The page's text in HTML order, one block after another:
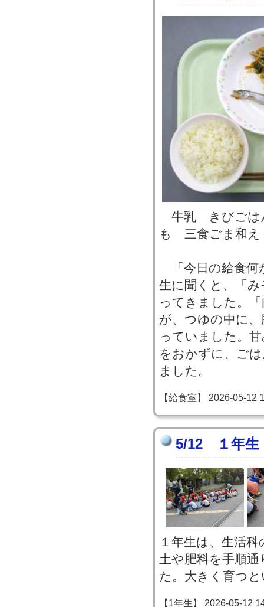
牛乳 きびごは
も 三食ごま和え
「今日の給食何
生に聞くと、「
ってきました。
が、つゆの中に
っていました。
をおかずに、ご
ました。
【給食室】 2026-05-12
5/12 １年
１年生は、生活
土や肥料を手順
た。大きく育つ
【1年生】 2026-05-12